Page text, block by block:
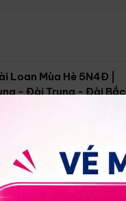
Loan Mùa Hè 5N4Đ |
- Đài Trung - Đài Bắc
18/09